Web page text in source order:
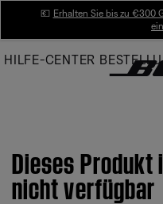
Main
💶 Erhalten Sie bis zu €300
HILFE-CENTER
Dieses Produkt
nicht verfügbar